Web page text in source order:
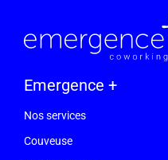
Emergence +
Nos services
Couveuse